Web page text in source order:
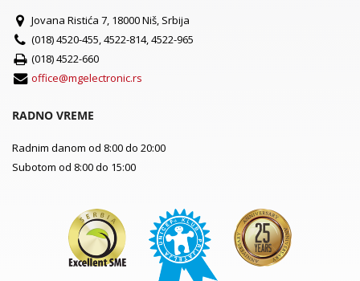
Jovana Ristića 7, 18000 Niš, Srbija
(018) 4520-455, 4522-814, 4522-965
(018) 4522-660
office@mgelectronic.rs
RADNO VREME
Radnim danom od 8:00 do 20:00
Subotom od 8:00 do 15:00